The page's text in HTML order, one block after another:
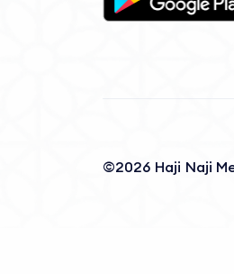
©2026 Haji Naji